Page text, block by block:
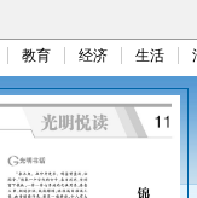
教育 经济 生活